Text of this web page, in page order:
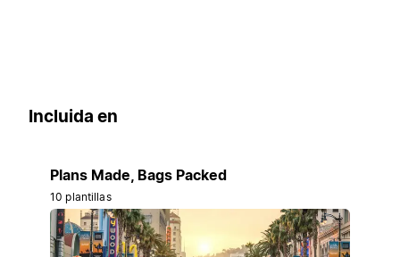
Incluida en
Plans Made, Bags Packed
10 plantillas